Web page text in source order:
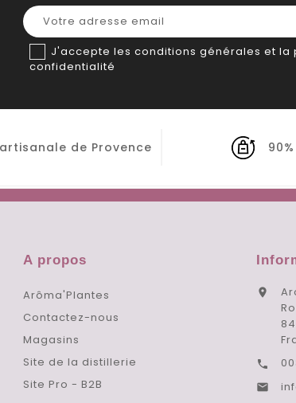
J'accepte les conditions générales et la
confidentialité
de Provence
A propos
Arôma'Plantes
Contactez-nous
Magasins
Site de la distillerie
Site Pro - B2B


